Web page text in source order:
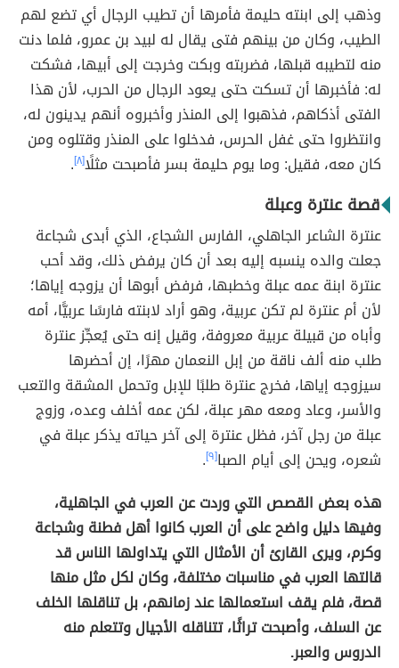
وذهب إلى ابنته حليمة فأمرها أن تطيب الرجال أي تضع لهم
الطيب، وكان من بينهم فتى يقال له لبيد بن عمرو، فلما دنت
منه لتطيبه قبلها، فضربته وبكت وخرجت إلى أبيها، فشكت
له: فأخبرها أن تسكت حتى يعود الرجال من الحرب، لأن هذا
الفتى أذكاهم، فذهبوا إلى المنذر وأخبروه أنهم يدينون له،
وانتظروا حتى غفل الحرس، فدخلوا على المنذر وقتلوه ومن
كان معه، فقيل: وما يوم حليمة بسر فأصبحت مثلًا[٨] .
قصة عنترة وعبلة
عنترة الشاعر الجاهلي، الفارس الشجاع، الذي أبدى شجاعة
جعلت والده ينسبه إليه بعد أن كان يرفض ذلك، وقد أحب
عنترة ابنة عمه عبلة وخطبها، فرفض أبوها أن يزوجه إياها؛
لأن أم عنترة لم تكن عربية، وهو أراد لابنته فارسًا عربيًّا، أمه
وأباه من قبيلة عربية معروفة، وقيل إنه حتى يُعجِّز عنترة
طلب منه ألف ناقة من إبل النعمان مهرًا، إن أحضرها
سيزوجه إياها، فخرج عنترة طلبًا للإبل وتحمل المشقة والتعب
والأسر، وعاد ومعه مهر عبلة، لكن عمه أخلف وعده، وزوج
عبلة من رجل آخر، فظل عنترة إلى آخر حياته يذكر عبلة في
شعره، ويحن إلى أيام الصبا[٩] .
هذه بعض القصص التي وردت عن العرب في الجاهلية،
وفيها دليل واضح على أن العرب كانوا أهل فطنة وشجاعة
وكرم، ويرى القارئ أن الأمثال التي يتداولها الناس قد
قالتها العرب في مناسبات مختلفة، وكان لكل مثل منها
قصة، فلم يقف استعمالها عند زمانهم، بل تناقلها الخلف
عن السلف، وأصبحت تراثًا، تتناقله الأجيال وتتعلم منه
الدروس والعبر.